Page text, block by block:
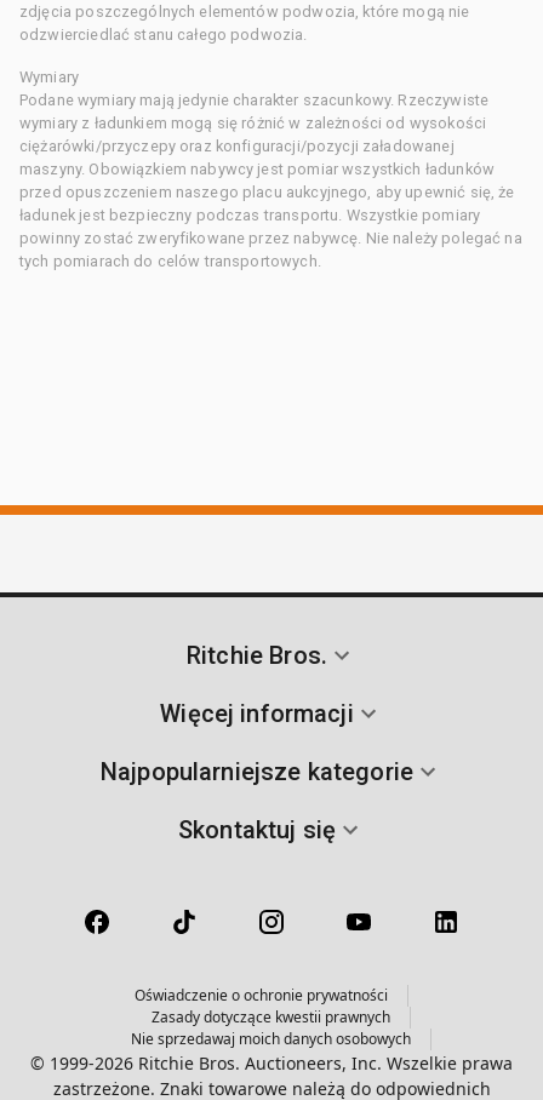
zdjęcia poszczególnych elementów podwozia, które mogą nie
odzwierciedlać stanu całego podwozia.
Wymiary
Podane wymiary mają jedynie charakter szacunkowy. Rzeczywiste
wymiary z ładunkiem mogą się różnić w zależności od wysokości
ciężarówki/przyczepy oraz konfiguracji/pozycji załadowanej
maszyny. Obowiązkiem nabywcy jest pomiar wszystkich ładunków
przed opuszczeniem naszego placu aukcyjnego, aby upewnić się, że
ładunek jest bezpieczny podczas transportu. Wszystkie pomiary
powinny zostać zweryfikowane przez nabywcę. Nie należy polegać na
tych pomiarach do celów transportowych.
Ritchie Bros.
Więcej informacji
Najpopularniejsze kategorie
Skontaktuj się
Oświadczenie o ochronie prywatności
Zasady dotyczące kwestii prawnych
Nie sprzedawaj moich danych osobowych
© 1999-2026 Ritchie Bros. Auctioneers, Inc. Wszelkie prawa
zastrzeżone. Znaki towarowe należą do odpowiednich